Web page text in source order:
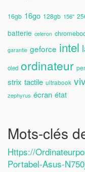
16gb 16go 128gb 156''
batterie celeron
garantie geforce intel
oled ordinateur
strix tactile ultrabook
zephyrus écran état
Mots-clés
Https://
Portabel-Asus-